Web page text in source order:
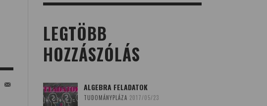
LEGTÖBB
HOZZÁSZÓLÁS
ALGEBRA FELADATOK
TUDOMÁNYPLÁZA 2017/05/23